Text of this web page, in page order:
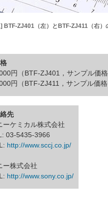
BTF-ZJ401（左）とBTF-ZJ411（右）
円（BTF-ZJ401，サンプル価格
円（BTF-ZJ411，サンプル価格
先
ーケミカル株式会社
03-5435-3966
http://www.sccj.co.jp/
ー株式会社
http://www.sony.co.jp/